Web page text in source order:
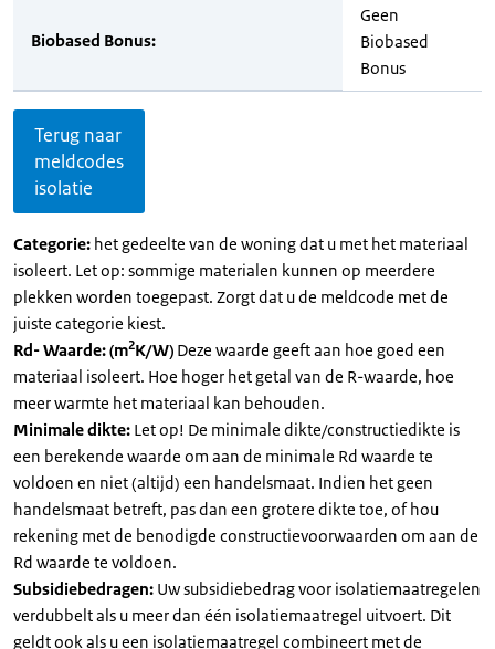
Biobased Bonus:
Geen
Biobased
Bonus
Terug naar
meldcodes
isolatie
Categorie: het gedeelte van de woning dat u met het materiaal
isoleert. Let op: sommige materialen kunnen op meerdere
plekken worden toegepast. Zorgt dat u de meldcode met de
juiste categorie kiest.
Rd- Waarde: (m2K/W) Deze waarde geeft aan hoe goed een
materiaal isoleert. Hoe hoger het getal van de R-waarde, hoe
meer warmte het materiaal kan behouden.
Minimale dikte: Let op! De minimale dikte/constructiedikte is
een berekende waarde om aan de minimale Rd waarde te
voldoen en niet (altijd) een handelsmaat. Indien het geen
handelsmaat betreft, pas dan een grotere dikte toe, of hou
rekening met de benodigde constructievoorwaarden om aan de
Rd waarde te voldoen.
Subsidiebedragen: Uw subsidiebedrag voor isolatiemaatregelen
verdubbelt als u meer dan één isolatiemaatregel uitvoert. Dit
geldt ook als u een isolatiemaatregel combineert met de